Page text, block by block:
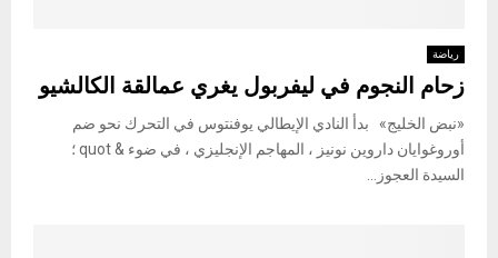
رياضة
زحام النجوم في ليفربول يغري عمالقة الكالشيو
«نبض الخليج» بدأ النادي الإيطالي يوفنتوس في التحرك نحو ضم
أوروغوايان داروين نونيز ، المهاجم الإنجليزي ، في ضوء & quot ؛
السيدة العجوز...